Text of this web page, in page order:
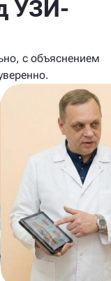
УЗИ-
с объяснением